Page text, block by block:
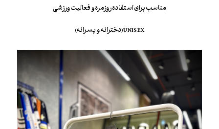
مناسب برای استفاده روزمره و فعالیت ورزشی
UNISEX(دخترانه و پسرانه)